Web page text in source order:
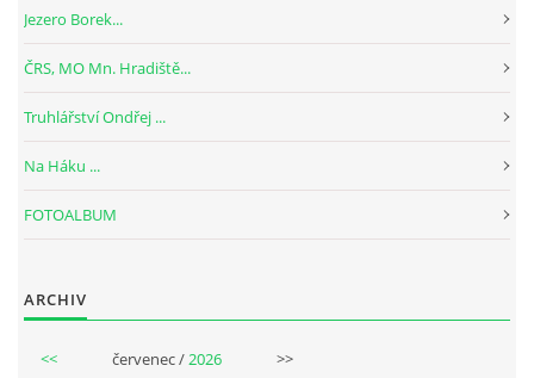
Jezero Borek...
ČRS, MO Mn. Hradiště...
Truhlářství Ondřej ...
Na Háku ...
FOTOALBUM
ARCHIV
<< červenec /2026 >>